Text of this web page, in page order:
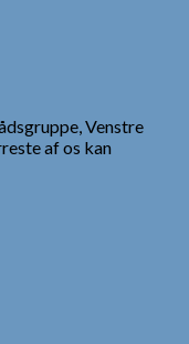
Venstre
af os kan